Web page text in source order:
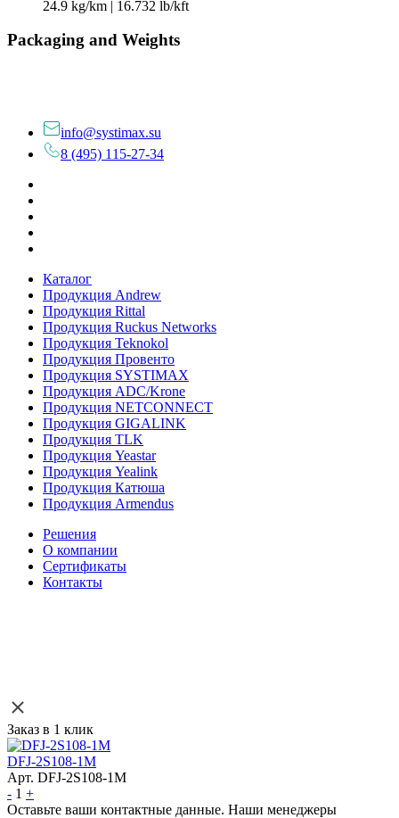
24.9 kg/km | 16.732 lb/kft
Packaging and Weights
info@systimax.su
8 (495) 115-27-34
Каталог
Продукция Andrew
Продукция Rittal
Продукция Ruckus Networks
Продукция Teknokol
Продукция Провенто
Продукция SYSTIMAX
Продукция ADC/Krone
Продукция NETCONNECT
Продукция GIGALINK
Продукция TLK
Продукция Yeastar
Продукция Yealink
Продукция Катюша
Продукция Armendus
Решения
О компании
Сертификаты
Контакты
Заказ в 1 клик
DFJ-2S108-1M
Арт. DFJ-2S108-1M
- 1 +
Оставьте ваши контактные данные. Наши менеджеры